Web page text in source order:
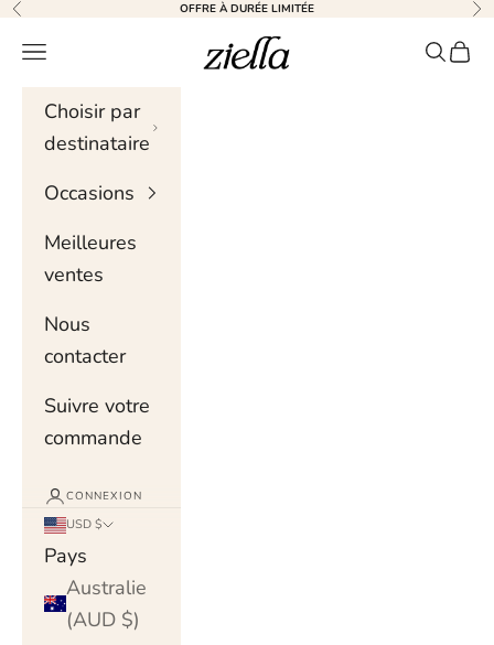
Skip to content
Précédent OFFRE À DURÉE LIMITÉE
Ziella
Menu de navigation
Choisir par
destinataire
Occasions
Meilleures
ventes
Nous
contacter
Suivre votre
commande
CONNEXION
USD $
Pays
Australie
(AUD $)